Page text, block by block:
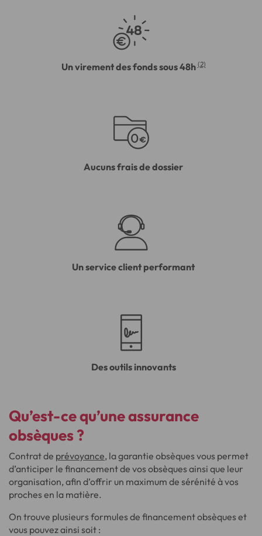
Un virement des fonds sous 48h (2)
Aucuns frais de dossier
Un service client performant
Des outils innovants
Qu’est-ce qu’une assurance
obsèques ?
Contrat de prévoyance, la garantie obsèques vous permet
d’anticiper le financement de vos obsèques ainsi que leur
organisation, afin d’offrir un maximum de sérénité à vos
proches en la matière.
On trouve plusieurs formules de financement obsèques et
vous pouvez ainsi soit :